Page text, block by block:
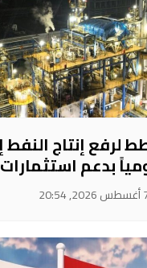
لرفع إنتاج
بدعم